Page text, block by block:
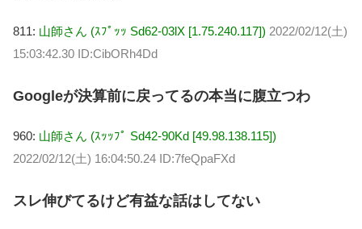
811: 山師さん (ｽﾌﾟｯｯ Sd62-03lX [1.75.240.117]) 2022/02/12(土)
15:03:42.30 ID:CibORh4Dd
Googleが決算前に戻ってるの本当に腹立つわ
960: 山師さん (ｽｯｯﾌﾟ Sd42-90Kd [49.98.138.115])
2022/02/12(土) 16:04:50.24 ID:7feQpaFXd
スレ伸びてるけど有益な話はしてない